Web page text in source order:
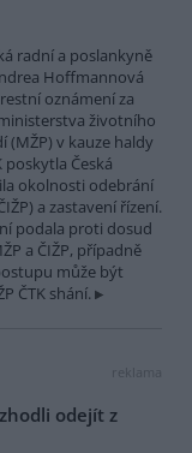
radní a poslankyně
Hoffmannová
oznámení za
životního
(MŽP) v kauze haldy
Česká
okolnosti odebrání
a zastavení řízení.
podala proti dosud
a ČIŽP, případně
může být
ČTK shání.
reklama
odejít z